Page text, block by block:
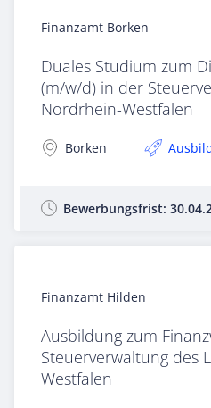
Finanzamt Borken
Duales Studium zum
(m/w/d) in der
Nordrhein-Westfalen
Borken
Bewerbungsfrist:
Finanzamt Hilden
Ausbildung zum
Steuerverwaltung des
Westfalen